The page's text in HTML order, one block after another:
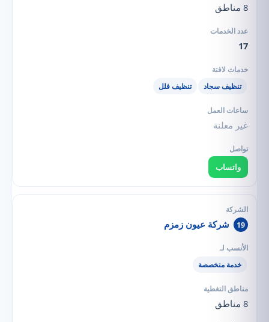
8 مناطق
17
تنظيف سجاد تنظيف فلل
غير معلنة
واتساب
19 شركة عيون زمزم
خدمة متخصصة
8 مناطق